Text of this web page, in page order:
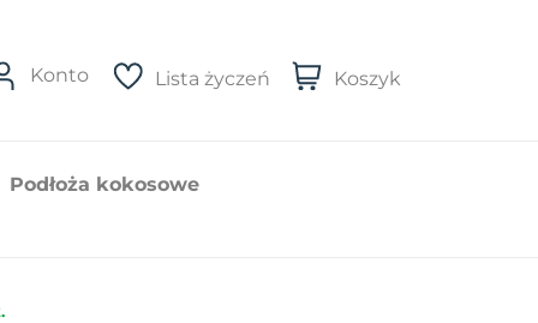
Konto Lista życzeń Koszyk
Podłoża kokosowe